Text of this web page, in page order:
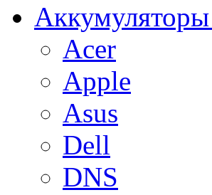
Acer
Apple
Asus
Dell
DNS